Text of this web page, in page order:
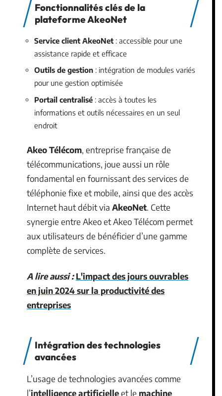
Fonctionnalités clés de la
plateforme AkeoNet
Service client AkeoNet : accessible pour une
assistance rapide et efficace
Outils de gestion : intégration de modules variés
pour une gestion optimisée
Portail centralisé : accès à toutes les
informations et outils nécessaires en un seul
endroit
Akeo Télécom, entreprise française de
télécommunications, joue aussi un rôle
fondamental en fournissant des services de
téléphonie fixe et mobile, ainsi que des accès
Internet haut débit via AkeoNet. Cette
synergie entre Akeo et Akeo Télécom permet
aux utilisateurs de bénéficier d’une gamme
complète de services.
A lire aussi : L'impact des jours ouvrables
en juin 2024 sur la productivité des
entreprises
Intégration des technologies
avancées
L’usage de technologies avancées comme
l’intelligence artificielleet le machine